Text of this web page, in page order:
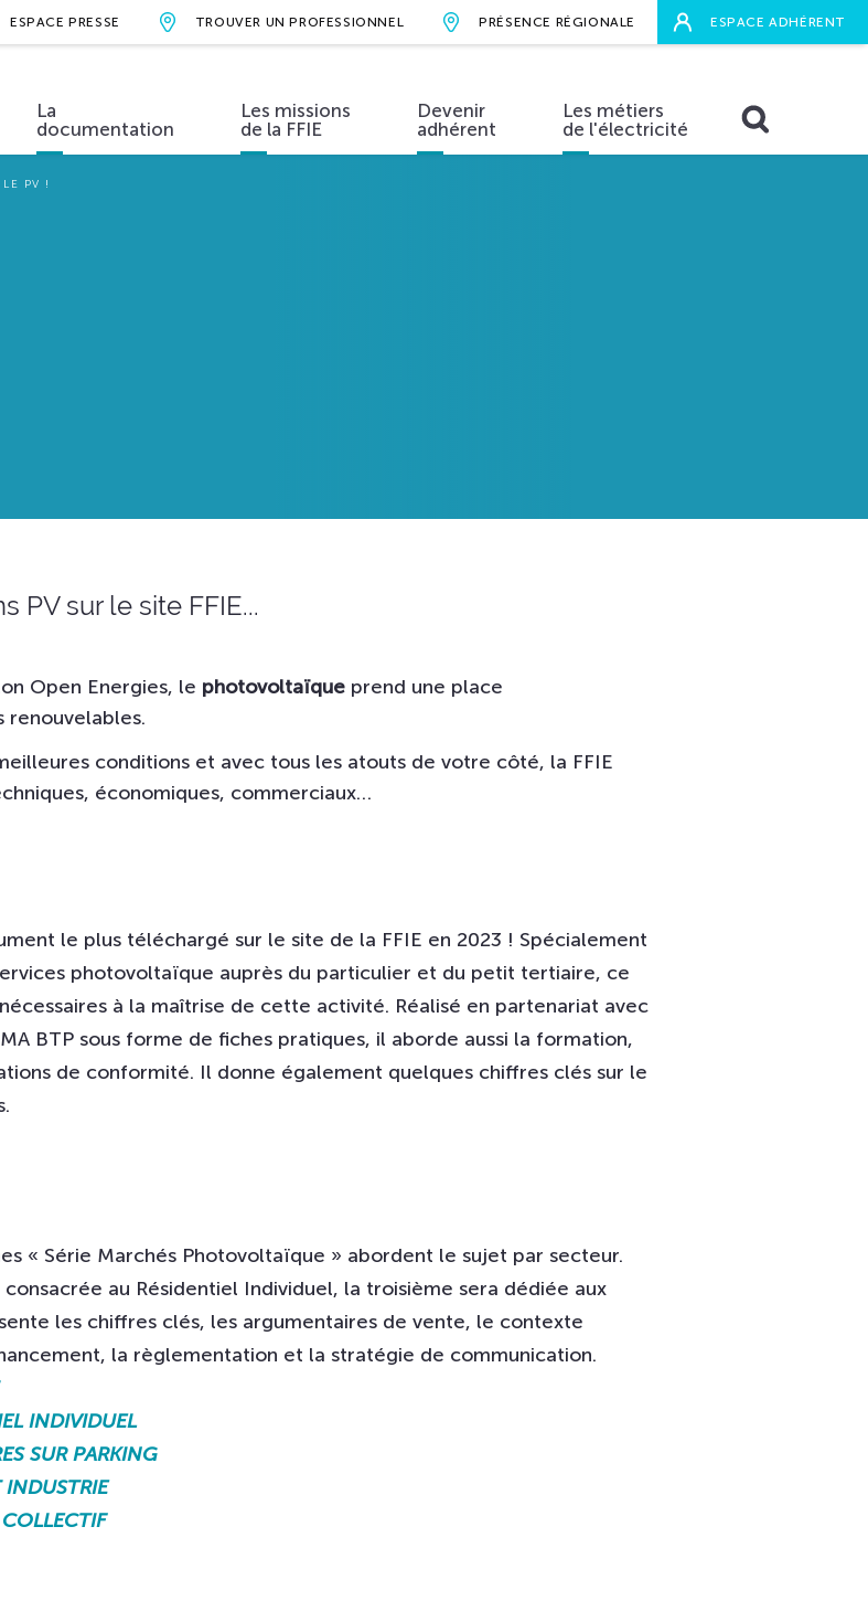
ESPACE PRESSE TROUVER UN PROFESSIONNEL PRÉSENCE RÉGIONALE ESPACE ADHÉRENT
La
documentation
Les missions
de la FFIE
Devenir
adhérent
Les métiers
de l'électricité
LE PV !
PV sur le site FFIE...
Open Energies, le photovoltaïque prend une place
renouvelables.
conditions et avec tous les atouts de votre côté, la FFIE
économiques, commerciaux…
le plus téléchargé sur le site de la FFIE en 2023 ! Spécialement
photovoltaïque auprès du particulier et du petit tertiaire, ce
à la maîtrise de cette activité. Réalisé en partenariat avec
BTP sous forme de fiches pratiques, il aborde aussi la formation,
de conformité. Il donne également quelques chiffres clés sur le
« Série Marchés Photovoltaïque » abordent le sujet par secteur.
au Résidentiel Individuel, la troisième sera dédiée aux
les chiffres clés, les argumentaires de vente, le contexte
la règlementation et la stratégie de communication.
INDIVIDUEL
SUR PARKING
INDUSTRIE